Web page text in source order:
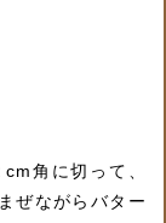
角に切って、
ぜながらバター